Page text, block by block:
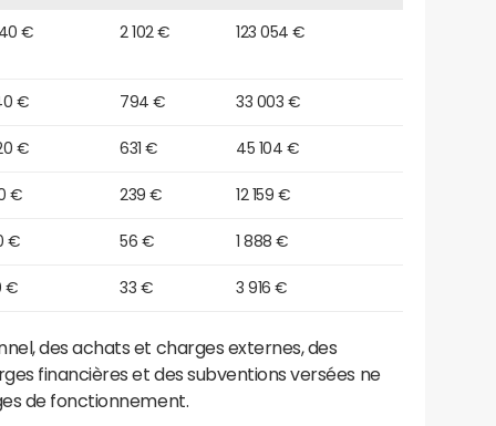
€ 2 102 € 123 054 €
€ 794 € 33 003 €
€ 631 € 45 104 €
€ 239 € 12 159 €
€ 56 € 1 888 €
€ 33 € 3 916 €
des achats et charges externes, des
financières et des subventions versées ne
de fonctionnement.